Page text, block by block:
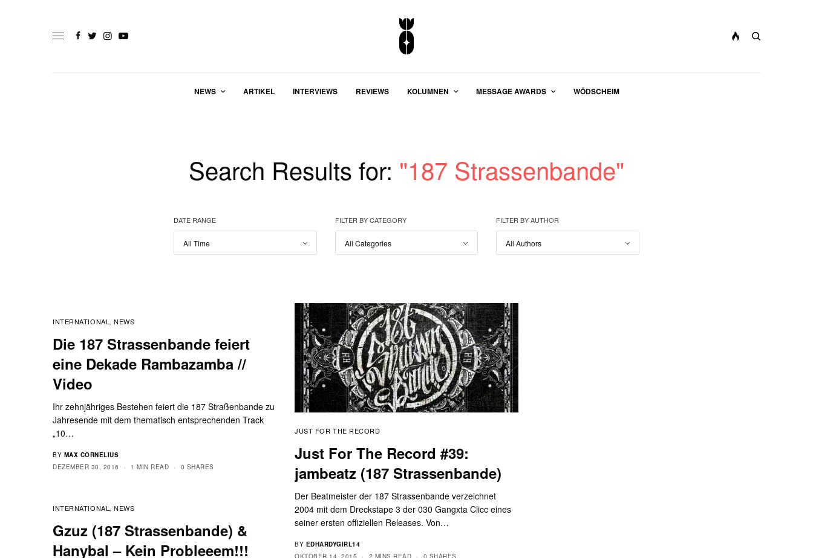
NEWS ARTIKEL INTERVIEWS REVIEWS KOLUMNEN MESSAGE AWARDS WÖDSCHEIM
Search Results for: "187 Strassenbande"
DATE RANGE FILTER BY CATEGORY FILTER BY AUTHOR
INTERNATIONAL ,NEWS
Die 187 Strassenbande feiert
eine Dekade Rambazamba //
Video
Ihr zehnjähriges Bestehen feiert die 187 Straßenbande zu
Jahresende mit dem thematisch entsprechenden Track
„10…
BY MAX CORNELIUS
DEZEMBER 30, 2016
1 MIN READ 0 SHARES
JUST FOR THE RECORD
Just For The Record #39:
jambeatz (187 Strassenbande)
Der Beatmeister der 187 Strassenbande verzeichnet
2004 mit dem Dreckstape 3 der 030 Gangxta Clicc eines
seiner ersten offiziellen Releases. Von…
BY EDHARDYGIRL14
OKTOBER 14, 2015
2 MINS READ 0 SHARES
INTERNATIONAL ,NEWS
Gzuz (187 Strassenbande) &
Hanybal – Kein Probleeem!!!